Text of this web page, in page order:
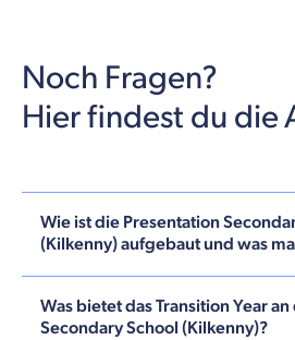
Noch Fragen?
Hier findest du die
Wie ist die Presentation
(Kilkenny) aufgebaut und was
Was bietet das Transition Year
Secondary School (Kilkenny)?